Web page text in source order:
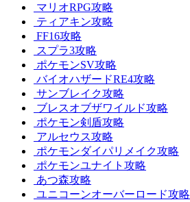
マリオRPG攻略
ティアキン攻略
FF16攻略
スプラ3攻略
ポケモンSV攻略
バイオハザードRE4攻略
サンブレイク攻略
ブレスオブザワイルド攻略
ポケモン剣盾攻略
アルセウス攻略
ポケモンダイパリメイク攻略
ポケモンユナイト攻略
あつ森攻略
ユニコーンオーバーロード攻略